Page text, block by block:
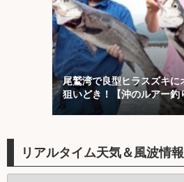
尾鷲湾で良型ヒラスズキに
狙いどき！【沖のルアー釣
リアルタイム天気＆風波情報